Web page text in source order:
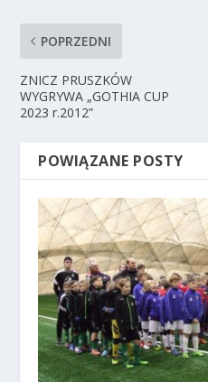
POPRZEDNI
ZNICZ PRUSZKÓW
WYGRYWA „GOTHIA CUP
2023 r.2012”
POWIĄZANE POSTY